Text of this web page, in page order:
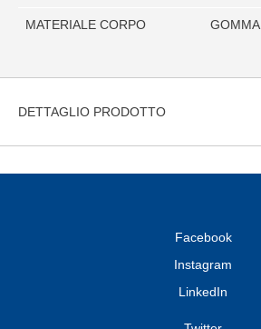
MATERIALE CORPO GOMMA
DETTAGLIO PRODOTTO
Facebook
Instagram
LinkedIn